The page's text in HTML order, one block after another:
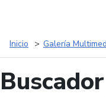
Inicio Galería